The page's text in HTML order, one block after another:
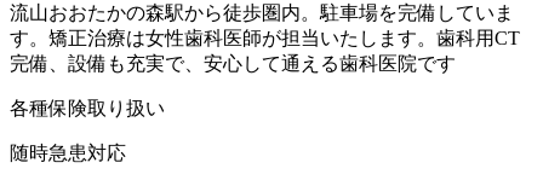
流山おおたかの森駅から徒歩圏内。駐車場を完備していま
す。矯正治療は女性歯科医師が担当いたします。歯科用CT
完備、設備も充実で、安心して通える歯科医院です
各種保険取り扱い
随時急患対応